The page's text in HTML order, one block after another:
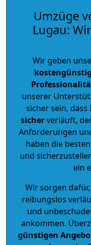
Umzüge
Lugau:
Wir geben
kostengünstig
unserer
sicher sein,
sicherverläuft,
Anforderungen
haben die
und
ein
Wir sorgen
reibungslos
und
ankommen.
günstigen